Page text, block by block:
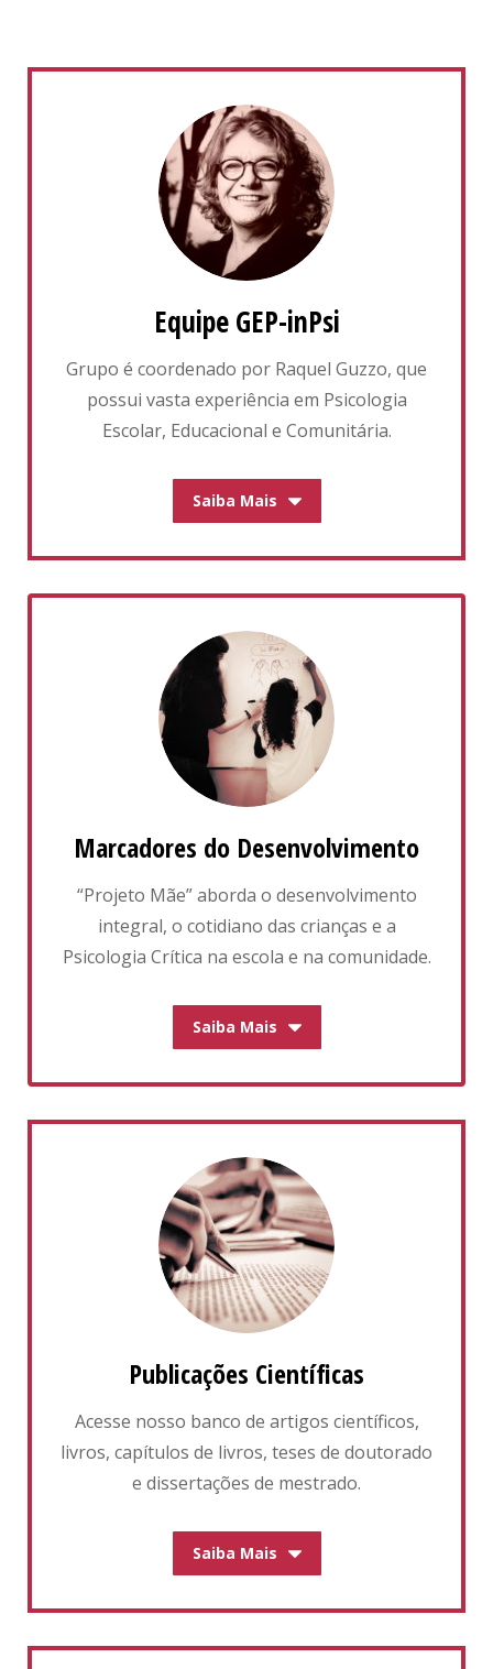
Equipe GEP-inPsi
Grupo é coordenado por Raquel Guzzo, que
possui vasta experiência em Psicologia
Escolar, Educacional e Comunitária.
Saiba Mais
Marcadores do Desenvolvimento
“Projeto Mãe” aborda o desenvolvimento
integral, o cotidiano das crianças e a
Psicologia Crítica na escola e na comunidade.
Saiba Mais
Publicações Científicas
Acesse nosso banco de artigos científicos,
livros, capítulos de livros, teses de doutorado
e dissertações de mestrado.
Saiba Mais